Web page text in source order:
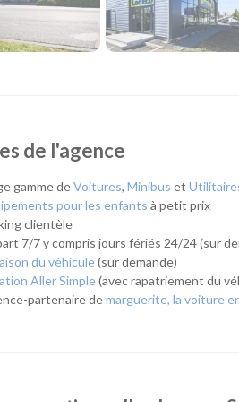
de remplacer temporairement
emplacement est idéal pour les
métropole nantaise.
et compactes pour les
pour voyager en groupe.
de différentes capacités pour les
spécifiques, comme les camions
répondre aux besoins des particuliers
Eco
de l'agence
gamme deVoitures, Minibus et
pour les enfants à petit prix
clientèle
7/7 y compris jours fériés 24/24 (sur
du véhicule(sur demande)
Aller Simple(avec rapatriement du
partenaire demarguerite, la voiture